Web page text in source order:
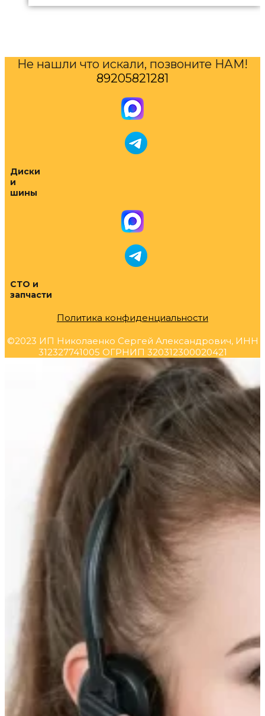
Не нашли что искали, позвоните НАМ!
89205821281
Диски
и
шины
СТО и
запчасти
Политика конфиденциальности
©2023 ИП Николаенко Сергей Александрович, ИНН
312327741005 ОГРНИП 320312300020421